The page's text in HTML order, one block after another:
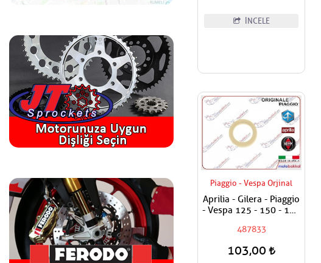
İNCELE
Piaggio - Vespa Orjinal
Aprilia - Gilera - Piaggio
- Vespa 125 - 150 - 180
Egzantrik Mili Ağırlık
487833
103,00